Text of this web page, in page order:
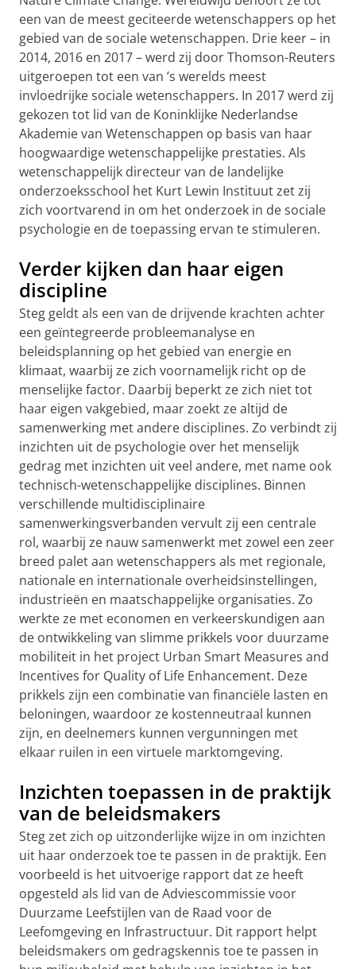
een van de meest geciteerde wetenschappers op het
gebied van de sociale wetenschappen. Drie keer – in
2014, 2016 en 2017 – werd zij door Thomson-Reuters
uitgeroepen tot een van ’s werelds meest
invloedrijke sociale wetenschappers. In 2017 werd zij
gekozen tot lid van de Koninklijke Nederlandse
Akademie van Wetenschappen op basis van haar
hoogwaardige wetenschappelijke prestaties. Als
wetenschappelijk directeur van de landelijke
onderzoeksschool het Kurt Lewin Instituut zet zij
zich voortvarend in om het onderzoek in de sociale
psychologie en de toepassing ervan te stimuleren.
Verder kijken dan haar eigen
discipline
Steg geldt als een van de drijvende krachten achter
een geïntegreerde probleemanalyse en
beleidsplanning op het gebied van energie en
klimaat, waarbij ze zich voornamelijk richt op de
menselijke factor. Daarbij beperkt ze zich niet tot
haar eigen vakgebied, maar zoekt ze altijd de
samenwerking met andere disciplines. Zo verbindt zij
inzichten uit de psychologie over het menselijk
gedrag met inzichten uit veel andere, met name ook
technisch-wetenschappelijke disciplines. Binnen
verschillende multidisciplinaire
samenwerkingsverbanden vervult zij een centrale
rol, waarbij ze nauw samenwerkt met zowel een zeer
breed palet aan wetenschappers als met regionale,
nationale en internationale overheidsinstellingen,
industrieën en maatschappelijke organisaties. Zo
werkte ze met economen en verkeerskundigen aan
de ontwikkeling van slimme prikkels voor duurzame
mobiliteit in het project Urban Smart Measures and
Incentives for Quality of Life Enhancement. Deze
prikkels zijn een combinatie van financiële lasten en
beloningen, waardoor ze kostenneutraal kunnen
zijn, en deelnemers kunnen vergunningen met
elkaar ruilen in een virtuele marktomgeving.
Inzichten toepassen in de praktijk
van de beleidsmakers
Steg zet zich op uitzonderlijke wijze in om inzichten
uit haar onderzoek toe te passen in de praktijk. Een
voorbeeld is het uitvoerige rapport dat ze heeft
opgesteld als lid van de Adviescommissie voor
Duurzame Leefstijlen van de Raad voor de
Leefomgeving en Infrastructuur. Dit rapport helpt
beleidsmakers om gedragskennis toe te passen in